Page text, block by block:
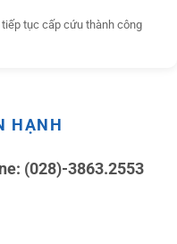
tục cấp cứu thành công
HẠNH
(028)-3863.2553